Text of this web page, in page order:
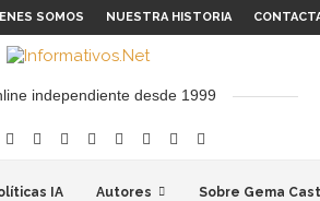
SOMOS NUESTRA HISTORIA
independiente desde 1999
IA Autores Sobre Gema